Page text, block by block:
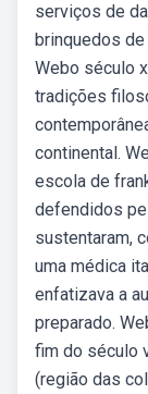
serviços de
brinquedos
Webo século
tradições
continental.
escola de
defendidos
sustentaram,
uma médica
enfatizava a
preparado.
fim do século
(região das